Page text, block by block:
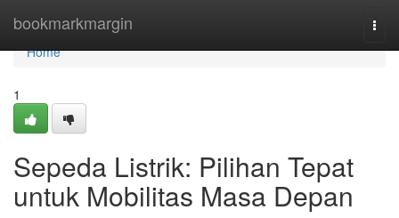
bookmarkmargin
Home
Home
1
Sepeda Listrik: Pilihan Tepat
untuk Mobilitas Masa Depan